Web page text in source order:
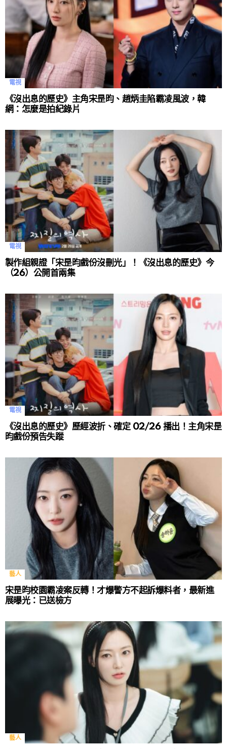
電視
《沒出息的歷史》主角宋昰昀、趙炳圭陷霸凌風波，韓
網：怎麼是拍紀錄片
電視
製作組親證「宋昰昀戲份沒刪光」！《沒出息的歷史》今
（26）公開首兩集
電視
《沒出息的歷史》歷經波折、確定 02/26 播出！主角宋昰
昀戲份預告失蹤
藝人
宋昰昀校園霸凌案反轉！才爆警方不起訴爆料者，最新進
展曝光：已送檢方
藝人